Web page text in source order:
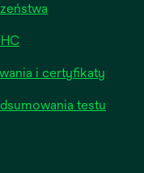
i certyfikaty
testu